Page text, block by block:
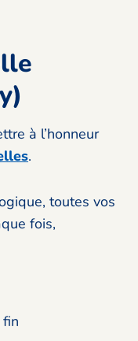
à l’honneur
.
toutes vos
fois,